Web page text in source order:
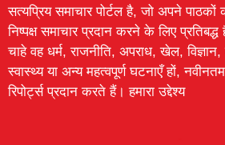
सत्यप्रिय समाचार पोर्टल है, जो अपने
निष्पक्ष समाचार प्रदान करने के लिए
चाहे वह धर्म, राजनीति, अपराध, खेल,
स्वास्थ्य या अन्य महत्वपूर्ण घटनाएँ हों,
रिपोर्ट्स प्रदान करते हैं। हमारा उद्देश्य